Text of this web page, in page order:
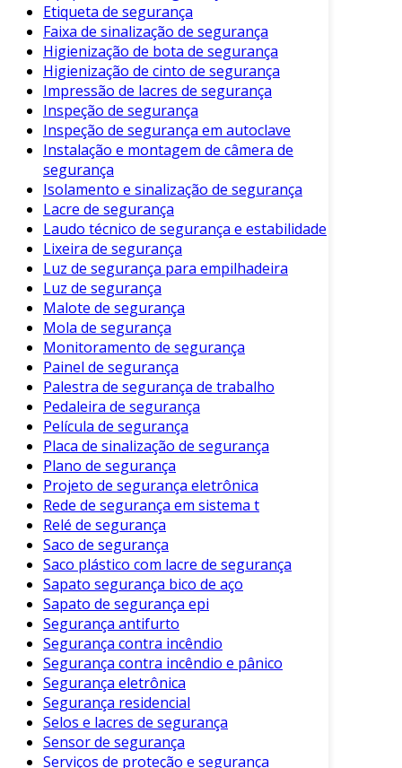
podem ser usadas em ambientes
informais.
Além dos benefícios mencionados, as botinas
de segurança são uma exigência legal em
muitos setores. Portanto, seu uso promove a
conformidade com as normas de segurança
ocupacional.
Diferentes Tipos de Botinas de
Segurança
O mercado oferece uma variedade de botinas
de segurança, cada uma projetada para
atender a necessidades específicas. Os
principais tipos incluem:
Botina com Biqueira de Aço: Ideal para
ambientes com risco de impacto.
Botina com Biqueira Composite
não metálica, adequada para áreas que
proíbem metais.
Botina Impermeável : Proporciona
proteção contra água e umidade.
Botina Antiderrapante
especial para evitar escorregões.
Escolher o tipo adequado é fundamental para
garantir a proteção desejada. Assim, é sempre
recomendável avaliar o ambiente de trabalho
para selecionar o modelo mais apropriado.
Como Escolher a Botina de
Segurança Ideal
Na hora de escolher uma botina de segurança,
Etiqueta de segurança
Faixa de sinalização de segurança
Higienização de bota de segurança
Higienização de cinto de segurança
Impressão de lacres de segurança
Inspeção de segurança
Inspeção de segurança em autoclave
Instalação e montagem de câmera de
segurança
Isolamento e sinalização de segurança
Lacre de segurança
Laudo técnico de segurança e estabilidade
Lixeira de segurança
Luz de segurança para empilhadeira
Luz de segurança
Malote de segurança
Mola de segurança
Monitoramento de segurança
Painel de segurança
Palestra de segurança de trabalho
Pedaleira de segurança
Película de segurança
Placa de sinalização de segurança
Plano de segurança
Projeto de segurança eletrônica
Rede de segurança em sistema t
Relé de segurança
Saco de segurança
Saco plástico com lacre de segurança
Sapato segurança bico de aço
Sapato de segurança epi
Segurança antifurto
Segurança contra incêndio
Segurança contra incêndio e pânico
Segurança eletrônica
Segurança residencial
Selos e lacres de segurança
Sensor de segurança
Serviços de proteção e segurança